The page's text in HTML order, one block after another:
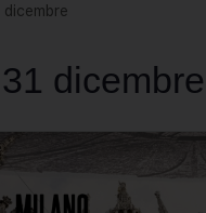
dicembre
31 dicembre